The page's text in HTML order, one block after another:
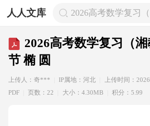
人人文库 2026高考数学复习
2026高考数学复习（
节 椭 圆
上传人：奇*** IP属地：河北 上传时间：
PDF
页数：22 大小：4.30MB 积分：5.99